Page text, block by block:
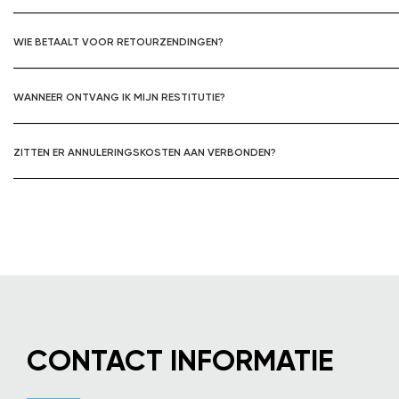
WIE BETAALT VOOR RETOURZENDINGEN?
WANNEER ONTVANG IK MIJN RESTITUTIE?
ZITTEN ER ANNULERINGSKOSTEN AAN VERBONDEN?
CONTACT INFORMATIE